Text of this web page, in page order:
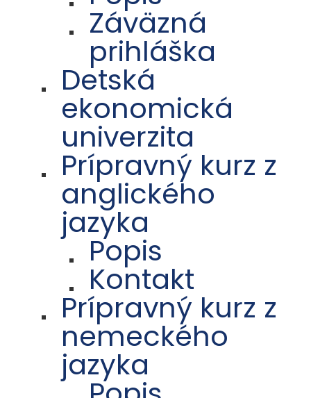
Záväzná
prihláška
Detská
ekonomická
univerzita
Prípravný kurz z
anglického
jazyka
Popis
Kontakt
Prípravný kurz z
nemeckého
jazyka